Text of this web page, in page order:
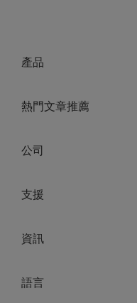
產品
熱門文章推薦
公司
支援
資訊
語言